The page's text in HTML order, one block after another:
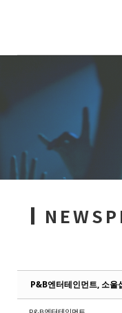
P&B엔터테인먼트, 소